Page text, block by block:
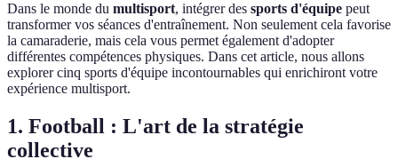
Dans le monde du multisport, intégrer des sports d'équipe peut
transformer vos séances d'entraînement. Non seulement cela favorise
la camaraderie, mais cela vous permet également d'adopter
différentes compétences physiques. Dans cet article, nous allons
explorer cinq sports d'équipe incontournables qui enrichiront votre
expérience multisport.
1. Football : L'art de la stratégie
collective